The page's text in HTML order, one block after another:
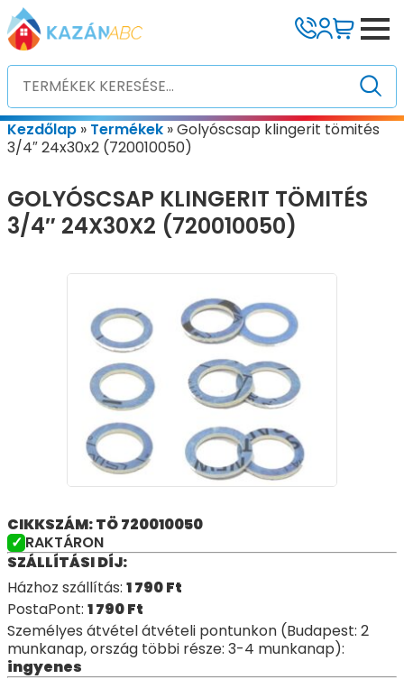
Kezdőlap » Termékek »Golyóscsap klingerit tömités
3/4″ 24x30x2 (720010050)
GOLYÓSCSAP KLINGERIT TÖMITÉS
3/4″ 24X30X2 (720010050)
CIKKSZÁM: TÖ 720010050
RAKTÁRON
SZÁLLÍTÁSI DÍJ:
Házhoz szállítás: 1 790Ft
PostaPont: 1 790Ft
Személyes átvétel átvételi pontunkon (Budapest: 2
munkanap, ország többi része: 3-4 munkanap):
ingyenes